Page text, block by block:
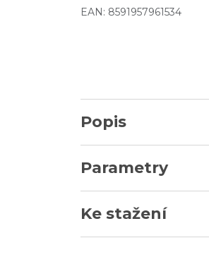
EAN: 8591957961534
Popis
Parametry
Ke stažení